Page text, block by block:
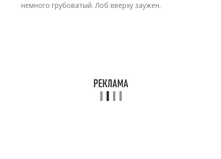
немного грубоватый. Лоб вверху заужен.